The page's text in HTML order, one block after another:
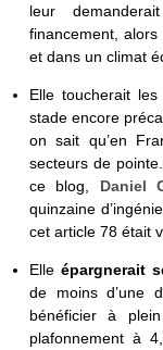
leur
financement,
et dans un climat
Elle toucherait
stade encore
on sait qu’en
secteurs de
ce blog, Daniel
quinzaine
cet article 78 était
Elle épargnerait
de moins d’une
bénéficier à
plafonnement à